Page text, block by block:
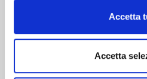
Accetta
Accetta